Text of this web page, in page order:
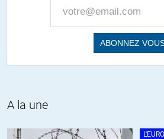
Faire le ménage chez nous…. Il se pourrait
chios//25.10.2014 à 10h41
A la une